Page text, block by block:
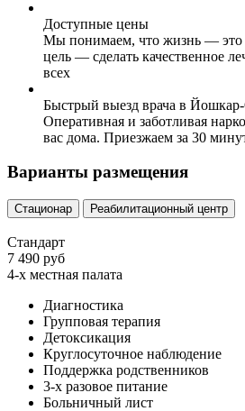
Доступные цены
Мы понимаем, что жизнь — это
цель — сделать качественное
всех
Быстрый выезд врача в
Оперативная и заботливая
вас дома. Приезжаем за 30
Варианты размещения
Стационар Реабилитационный центр
Стандарт
7 490 руб
4-х местная палата
Диагностика
Групповая терапия
Детоксикация
Круглосуточное наблюдение
Поддержка родственников
3-х разовое питание
Больничный лист